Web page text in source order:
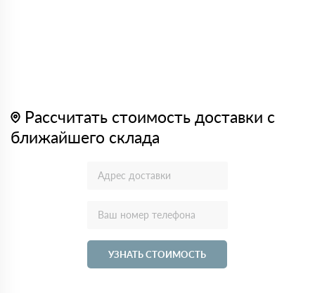
Рассчитать стоимость доставки с
ближайшего склада
УЗНАТЬ СТОИМОСТЬ